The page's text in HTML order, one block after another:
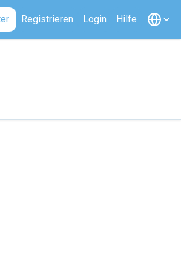
Registrieren Login Hilfe